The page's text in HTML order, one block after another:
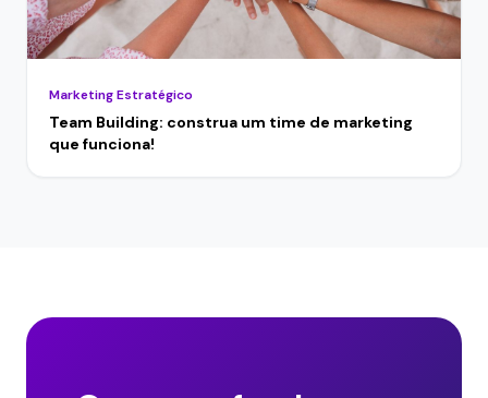
Marketing Estratégico
Team Building: construa um time de marketing
que funciona!